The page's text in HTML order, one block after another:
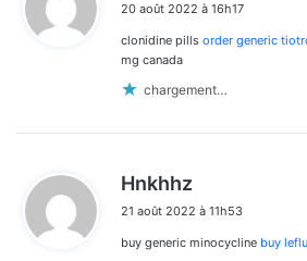
t
20 août 2022 à 16h17
clonidine pills order generic
mg canada
chargement…
Hnkhhz
t
21 août 2022 à 11h53
buy generic minocycline buy